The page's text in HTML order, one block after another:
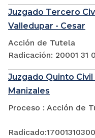
Juzgado Tercero
Valledupar - Cesar
Acción de Tutela
Radicación: 20001 31
Juzgado Quinto
Manizales
Proceso : Acción de